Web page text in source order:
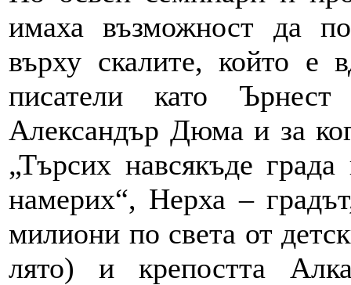
имаха възможност да
върху скалите, който е
писатели като
Александър Дюма и за
„Търсих навсякъде
намерих“, Нерха –
милиони по света от
лято) и крепостта